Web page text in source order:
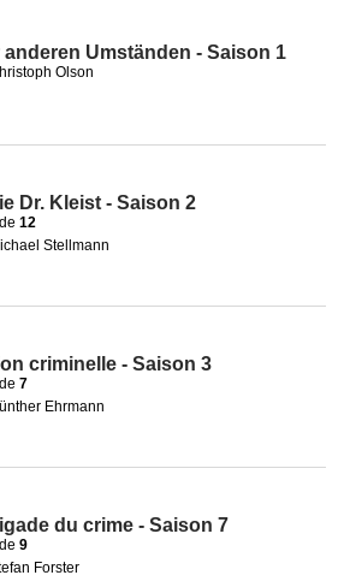
anderen Umständen - Saison 1
Olson
Dr. Kleist - Saison 2
12
Stellmann
criminelle - Saison 3
7
Ehrmann
du crime - Saison 7
9
Forster